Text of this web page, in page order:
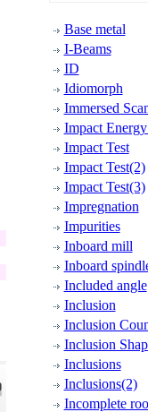
Base metal
I-Beams
ID
Idiomorph
Immersed
Impact
Impact Test
Impact Test(2)
Impact Test(3)
Impregnation
Impurities
Inboard mill
Inboard
Included angle
Inclusion
Inclusion
Inclusion
Inclusions
Inclusions(2)
Incomplete